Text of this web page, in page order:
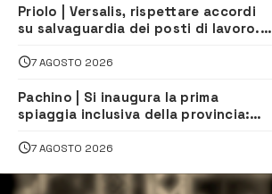
Priolo | Versalis, rispettare accordi
su salvaguardia dei posti di lavoro. Il
7 AGOSTO 2026
Pachino | Si inaugura la prima
spiaggia inclusiva della provincia:
tutti
7 AGOSTO 2026